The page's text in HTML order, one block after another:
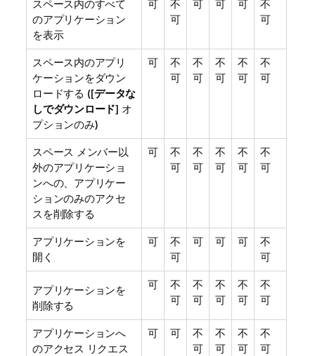
スペース内のすべて
のアプリケーション
を表示
可
不
可
可 可 可
不
可
スペース内のアプリ
ケーションをダウン
ロードする ([データな
しでダウンロード] オ
プションのみ)
可
不
可
不
可
不
可
不
可
不
可
スペース メンバー以
外のアプリケーショ
ンへの、アプリケー
ションのみのアクセ
スを削除する
可
不
可
不
可
不
可
不
可
不
可
アプリケーションを
開く
可
不
可
可 可 可
不
可
アプリケーションを
削除する
可
不
可
不
可
不
可
不
可
不
可
アプリケーションへ
のアクセス リクエス
可 可
不
可
不
可
不
可
不
可